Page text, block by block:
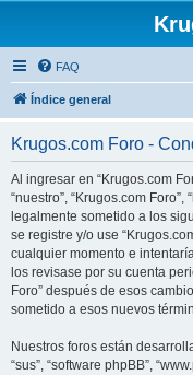
FAQ
Índice general
Krugos.com Foro -
Al ingresar en “Krugos.com
“nuestro”, “Krugos.com
legalmente sometido a los
se registre y/o use
cualquier momento e
los revisase por su cuenta
Foro” después de esos
sometido a esos nuevos
Nuestros foros están
“sus”, “software phpBB”,